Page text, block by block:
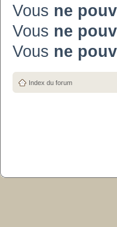
Vous ne
Vous ne
Vous ne
Index du forum